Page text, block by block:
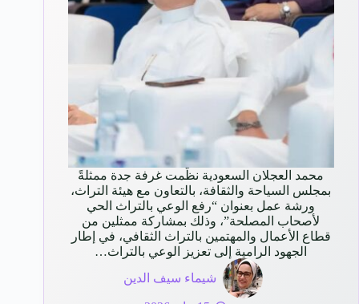
محمد العجلان السعودية نظّمت غرفة جدة ممثلةً
بمجلس السياحة والثقافة، بالتعاون مع هيئة التراث،
ورشة عمل بعنوان “رفع الوعي بالتراث الحي
لأصحاب المصلحة”، وذلك بمشاركة ممثلين من
قطاع الأعمال والمهتمين بالتراث الثقافي، في إطار
الجهود الرامية إلى تعزيز الوعي بالتراث…
شيماء سيف الدين